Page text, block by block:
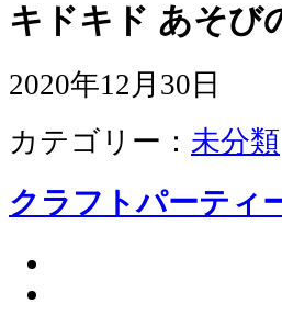
キドキド あそび
2020年12月30日
カテゴリー： 未分類
クラフトパーティ